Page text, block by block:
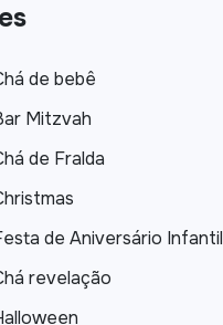
de bebê
Mitzvah
de Fralda
de Aniversário Infantil
revelação